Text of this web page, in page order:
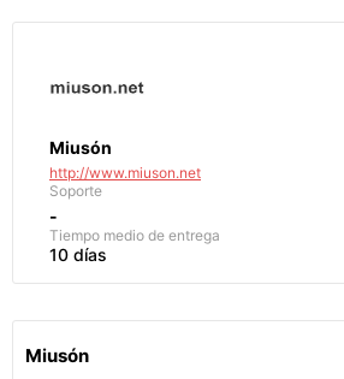
Miusón
http://www.miuson.net
Soporte
-
Tiempo medio de entrega
10 días
Miusón